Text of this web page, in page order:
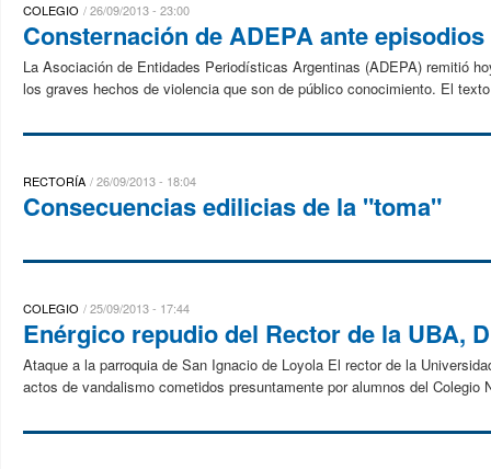
COLEGIO 26/09/2013 - 23:00
Consternación de ADEPA ante
La Asociación de Entidades Periodísticas Argentinas (ADEPA) remitió
los graves hechos de violencia que son de público conocimiento. El
RECTORÍA 26/09/2013 - 18:04
Consecuencias edilicias de la "toma"
COLEGIO 25/09/2013 - 17:44
Enérgico repudio del Rector de la UBA,
Ataque a la parroquia de San Ignacio de Loyola El rector de la
actos de vandalismo cometidos presuntamente por alumnos del Colegio